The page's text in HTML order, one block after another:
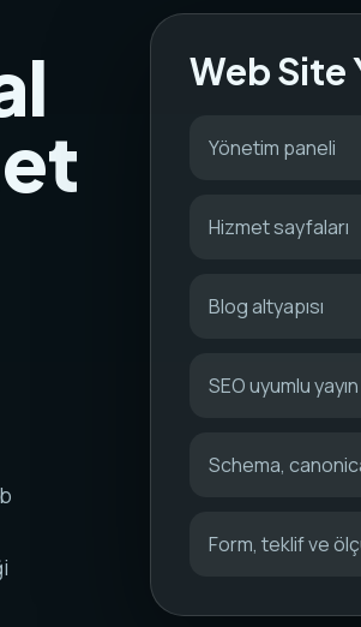
Web Site
Yönetim paneli
Hizmet sayfaları
Blog altyapısı
SEO uyumlu yayın
Schema,
Form, teklif ve